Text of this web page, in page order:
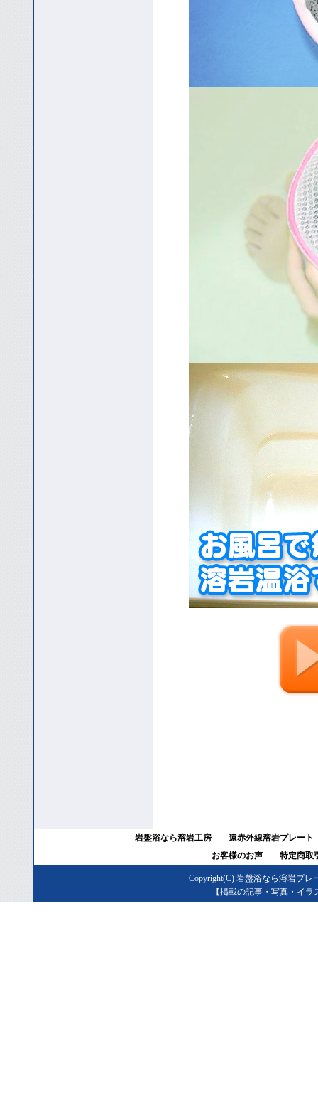
岩盤浴なら溶岩工房
遠赤外線溶岩プレート
お客様のお声
特定商取
Copyright(C) 岩盤浴なら溶岩プレ
【掲載の記事・写真・イ